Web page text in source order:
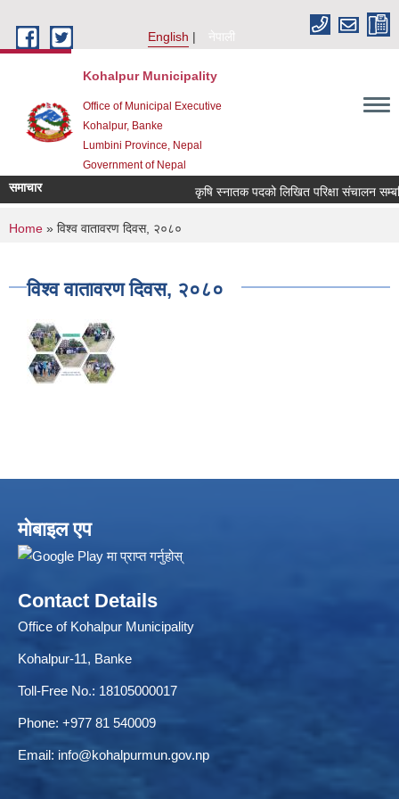
English
नेपाली
Kohalpur Municipality
Office of Municipal Executive
Kohalpur, Banke
Lumbini Province, Nepal
Government of Nepal
समाचार कृषि स्नातक पदको लिखित परिक्षा संचालन
You are here
Home » विश्व वातावरण दिवस, २०८०
विश्व वातावरण दिवस, २०८०
मोबाइल एप
Contact Details
Office of Kohalpur Municipality
Kohalpur-11, Banke
Toll-Free No.: 18105000017
Phone: +977 81 540009
Email: info@kohalpurmun.gov.np